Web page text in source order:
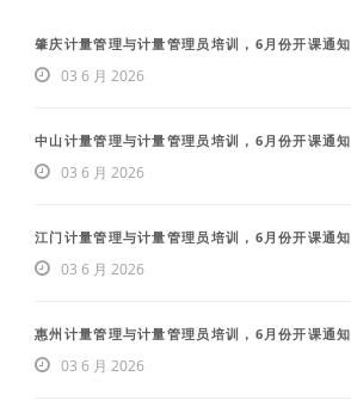
肇庆计量管理与计量管理员培训，6月份开课通知
03 6 月 2026
中山计量管理与计量管理员培训，6月份开课通知
03 6 月 2026
江门计量管理与计量管理员培训，6月份开课通知
03 6 月 2026
惠州计量管理与计量管理员培训，6月份开课通知
03 6 月 2026